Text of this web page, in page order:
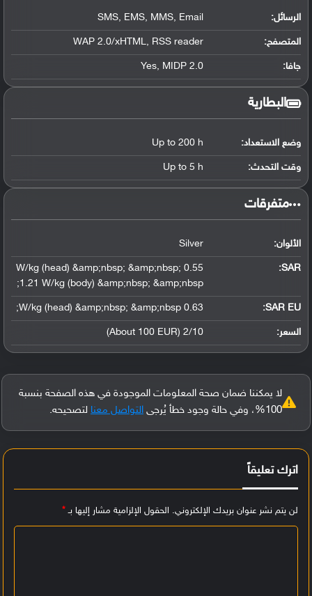
الرسائل: SMS, EMS, MMS, Email
المتصفح: WAP 2.0/xHTML, RSS reader
جافا: Yes, MIDP 2.0
البطارية
وضع الاستعداد: Up to 200 h
وقت التحدث: Up to 5 h
‏متفرقات‏
الألوان: Silver
SAR
:
0.55 W/kg (head) &amp;nbsp; &amp;nbsp;
1.21 W/kg (body) &amp;nbsp; &amp;nbsp;
SAR EU:
0.63 W/kg (head) &amp;nbsp; &amp;nbsp;
السعر: 2/10 (About 100 EUR)
لا يمكننا ضمان صحة المعلومات الموجودة في هذه الصفحة بنسبة
100%، وفي حالة وجود خطأ يُرجى
التواصل معنا لتصحيحه.
اترك تعليقاً
لن يتم نشر عنوان بريدك الإلكتروني. الحقول الإلزامية مشار إليها بـ*